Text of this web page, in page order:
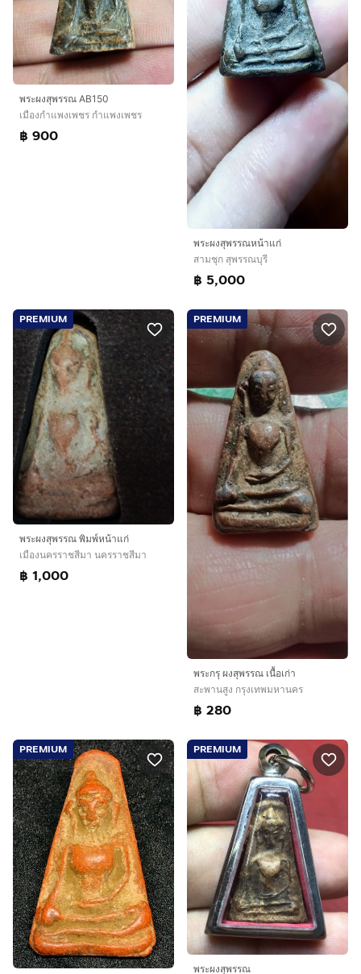
พระผงสุพรรณ AB150
เมืองกำแพงเพชร กำแพงเพชร
฿ 900
พระผงสุพรรณหน้าแก่
สามชุก สุพรรณบุรี
฿ 5,000
PREMIUM
พระผงสุพรรณ พิมพ์หน้าแก่
เมืองนครราชสีมา นครราชสีมา
฿ 1,000
PREMIUM
พระกรุ ผงสุพรรณ เนื้อเก่า
สะพานสูง กรุงเทพมหานคร
฿ 280
PREMIUM PREMIUM
พระผงสุพรรณ